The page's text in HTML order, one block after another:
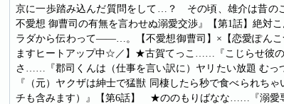
京に一歩踏み込んだ質問をして…？ その頃、雄介は昔
不愛想 御曹司の有無を言わせぬ溺愛交渉』【第1話】絶対
ラダから伝わって――…。【不愛想御曹司】×【恋愛ぽん
ますヒートアップ中☆／】★古賀てっこ……『こじらせ彼
さ……『郡司くんは（仕事を言い訳に）ヤリたい放題 む
『（元）ヤクザは紳士で猛獣 同棲したら秒で食べられ
チも含みます）』【第6話】 ★ののもりばなな……『溺愛